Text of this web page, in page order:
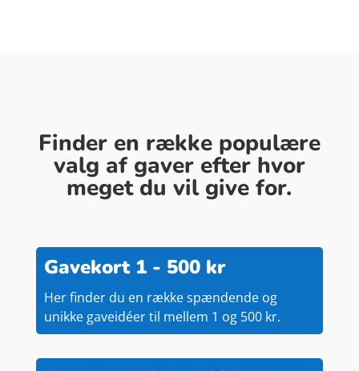
Finder en række populære
valg af gaver efter hvor
meget du vil give for.
Gavekort 1 - 500 kr
Her finder du en række spændende og
unikke gaveidéer til mellem 1 og 500 kr.